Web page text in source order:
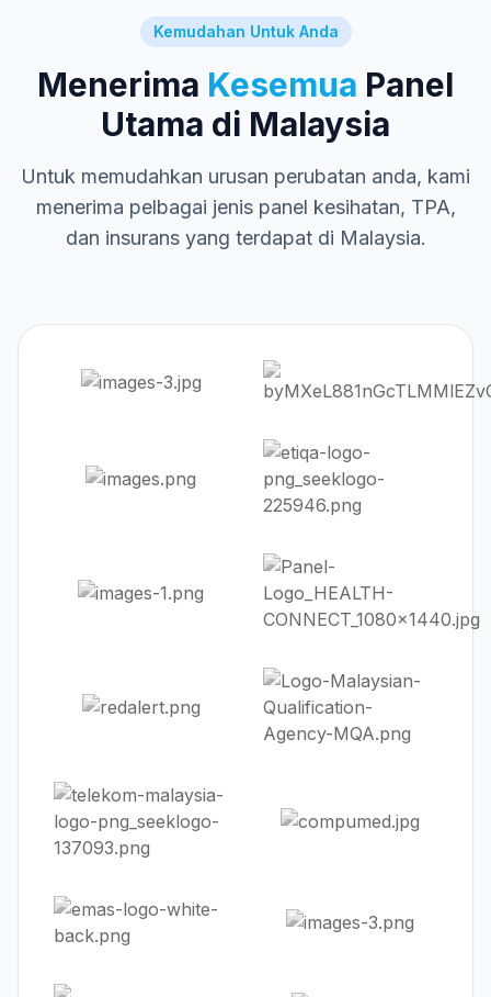
Kemudahan Untuk Anda
Menerima Kesemua Panel
Utama di Malaysia
Untuk memudahkan urusan perubatan anda, kami
menerima pelbagai jenis panel kesihatan, TPA,
dan insurans yang terdapat di Malaysia.